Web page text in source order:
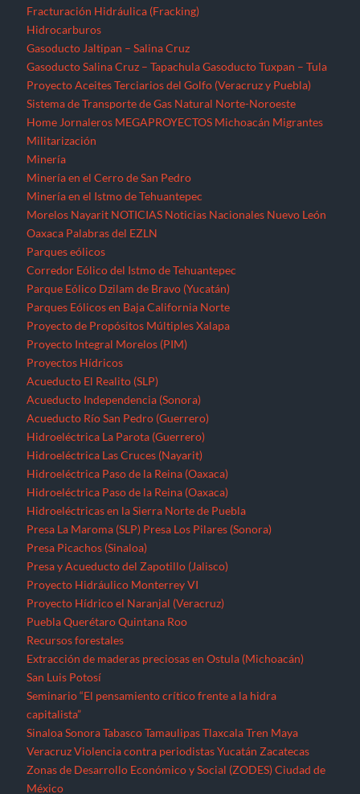
Fracturación Hidráulica (Fracking)
Hidrocarburos
Gasoducto Jaltipan – Salina Cruz
Gasoducto Salina Cruz – Tapachula Gasoducto Tuxpan – Tula
Proyecto Aceites Terciarios del Golfo (Veracruz y Puebla)
Sistema de Transporte de Gas Natural Norte-Noroeste
Home Jornaleros MEGAPROYECTOS Michoacán Migrantes
Militarización
Minería
Minería en el Cerro de San Pedro
Minería en el Istmo de Tehuantepec
Morelos Nayarit NOTICIAS Noticias Nacionales Nuevo León
Oaxaca Palabras del EZLN
Parques eólicos
Corredor Eólico del Istmo de Tehuantepec
Parque Eólico Dzilam de Bravo (Yucatán)
Parques Eólicos en Baja California Norte
Proyecto de Propósitos Múltiples Xalapa
Proyecto Integral Morelos (PIM)
Proyectos Hídricos
Acueducto El Realito (SLP)
Acueducto Independencia (Sonora)
Acueducto Río San Pedro (Guerrero)
Hidroeléctrica La Parota (Guerrero)
Hidroeléctrica Las Cruces (Nayarit)
Hidroeléctrica Paso de la Reina (Oaxaca)
Hidroeléctrica Paso de la Reina (Oaxaca)
Hidroeléctricas en la Sierra Norte de Puebla
Presa La Maroma (SLP) Presa Los Pilares (Sonora)
Presa Picachos (Sinaloa)
Presa y Acueducto del Zapotillo (Jalisco)
Proyecto Hidráulico Monterrey VI
Proyecto Hídrico el Naranjal (Veracruz)
Puebla Querétaro Quintana Roo
Recursos forestales
Extracción de maderas preciosas en Ostula (Michoacán)
San Luis Potosí
Seminario “El pensamiento crítico frente a la hidra
capitalista”
Sinaloa Sonora Tabasco Tamaulipas Tlaxcala Tren Maya
Veracruz Violencia contra periodistas Yucatán Zacatecas
Zonas de Desarrollo Económico y Social (ZODES) Ciudad de
México